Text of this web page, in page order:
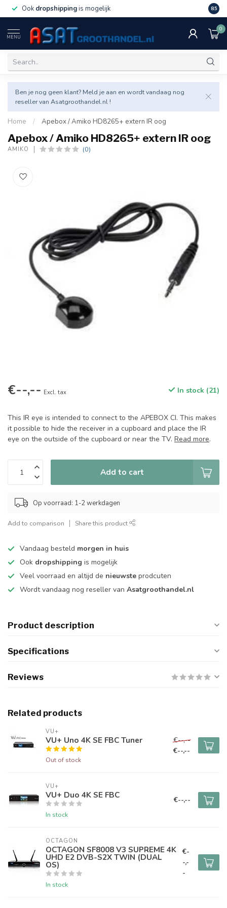
Ook dropshippingis mogelijk Veel
8.5
MENU
0
Ben je nog geen klant? Meld je aan en wordt vandaag nog
reseller van Asatgroothandel.nl !
Home / Apebox / Amiko HD8265+ extern IR oog
Apebox / Amiko HD8265+ extern IR oog
AMIKO (0)
€--,-- Excl. tax In stock (21)
This IR eye is intended to connect to the APEBOX CI. This makes
it possible to hide the receiver in a cupboard and place the IR
eye on the outside of the cupboard or near the TV. Read more.
Add to cart
Op voorraad: 1-2 werkdagen
Add to comparison Share this product
Vandaag besteld morgen in huis
Ook dropshipping is mogelijk
Veel voorraad en altijd de nieuwste prodcuten
Wordt vandaag nog reseller van Asatgroothandel.nl
Product description
Specifications
Reviews
Related products
VU+
VU+ Uno 4K SE FBC Tuner
Out of stock
€--,--
€--,--
VU+
VU+ Duo 4K SE FBC
In stock
€--,--
OCTAGON
OCTAGON SF8008 V3 SUPREME 4K
UHD E2 DVB-S2X TWIN (DUAL
OS)
In stock
€-
-,-
-